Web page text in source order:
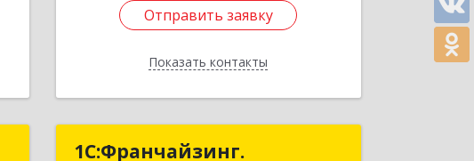
Отправить заявку
Показать контакты
Отправить заявку
Назад
1С:Франчайзинг.1С:Франчайзинг.